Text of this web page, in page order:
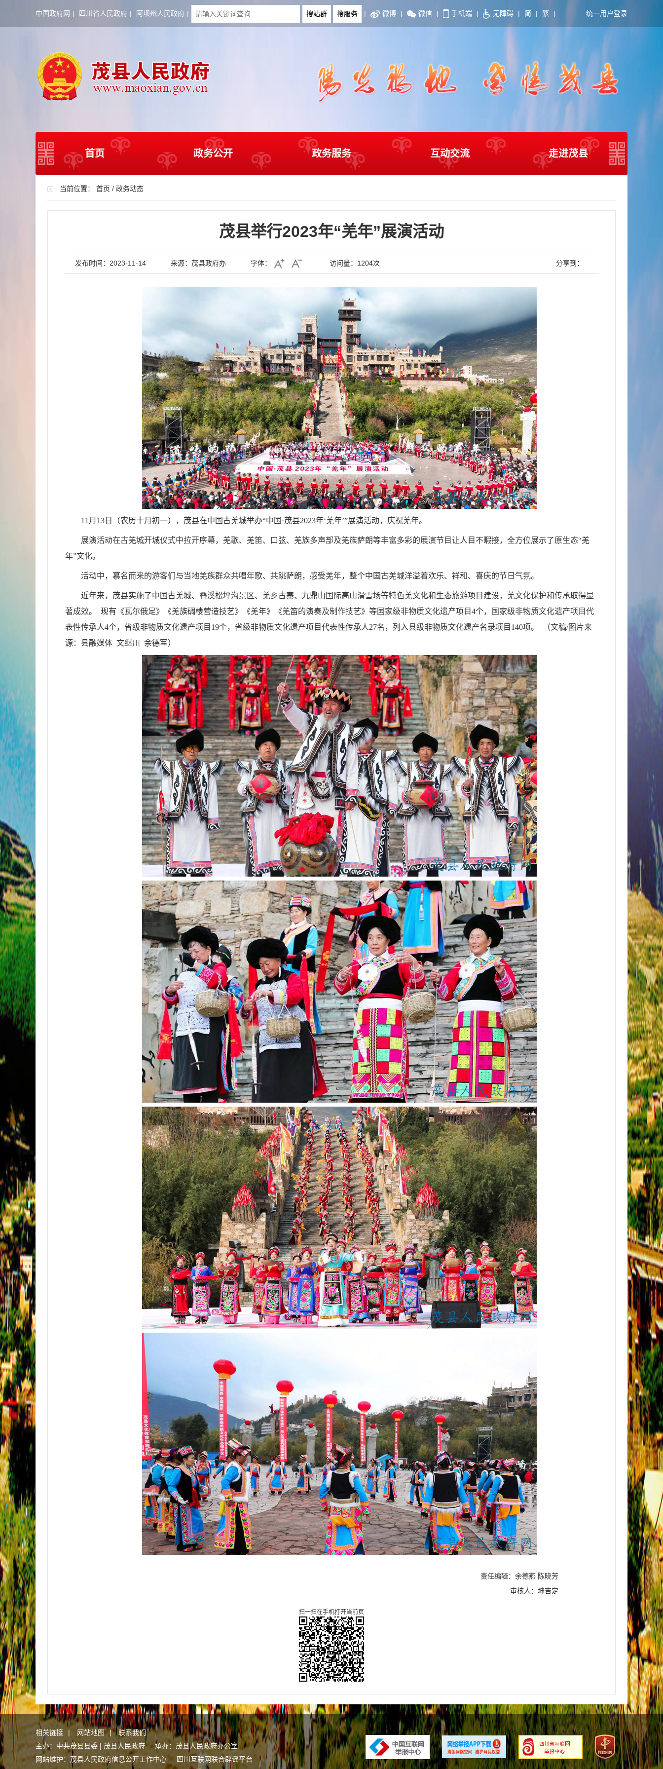
中国政府网 | 四川省人民政府 | 阿坝州人民政府 | | 微博 | 微信 | 手机端 | 无障碍 | 简 | 繁 | 统一用户登录
首页 政务公开 政务服务 互动交流 走进茂县
当前位置： 首页 / 政务动态
茂县举行2023年“羌年”展演活动
发布时间：2023-11-14 来源：茂县政府办 字体： 访问量： 1204次 分享到：
11月13日 （农历十月初一） ， 茂县在中国古羌城举办“中国·茂县2023年‘羌年’”展演活动，庆祝羌年。
展演活动在古羌城开城仪式中拉开序幕，羌歌、羌笛、口弦、羌族多声部及羌族萨朗等丰富多彩的展演节目让人目不暇接， 全方位展示了原生态“羌
年”文化。
活动中， 慕名而来的游客们 与当地羌族群众共唱年歌、共跳萨朗，感受羌年，整个中国古羌城洋溢着欢乐、祥和、喜庆的节日气氛。
近年来，茂县实施了中国古羌城、叠溪松坪沟景区、羌乡古寨、九鼎山国际高山滑雪场等特色羌文化和生态旅游项目建设，羌文化保护和传承取得显
著成效。 现有《瓦尔俄足》《羌族碉楼营造技艺》《羌年》《羌笛的演奏及制作技艺》等国家级非物质文化遗产项目4个，国家级非物质文化遗产项目代
表性传承人4个，省级非物质文化遗产项目19个，省级非物质文化遗产项目代表性传承人27名，列入县级非物质文化遗产名录项目140项。
（文稿/图片来
源：县融媒体 文继川 余德军）
责任编辑：余德燕 陈晓芳
审核人：坤吉定
扫一扫在手机打开当前页
相关链接 | 网站地图 |
联系我们
主办：中共茂县县委 | 茂县人民政府 承办：茂县人民政府办公室
网站维护：茂县人民政府信息公开工作中心 四川互联网联合辟谣平台